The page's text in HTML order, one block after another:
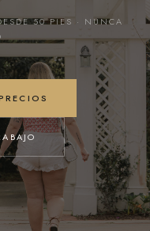
50 PIES · NUNCA